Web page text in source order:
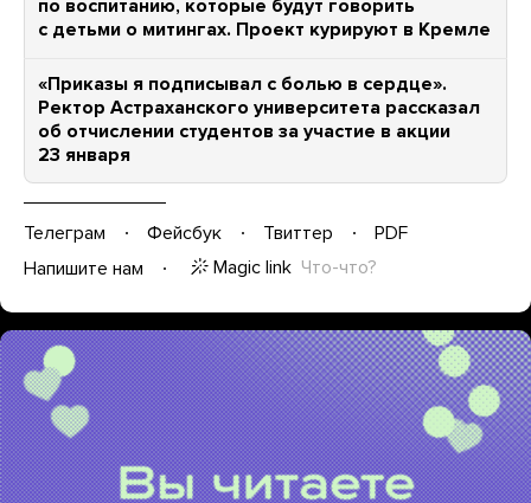
по воспитанию, которые будут говорить
с детьми о митингах. Проект курируют в Кремле
«Приказы я подписывал с болью в сердце».
Ректор Астраханского университета рассказал
об отчислении студентов за участие в акции
23 января
Телеграм Фейсбук Твиттер
PDF
Напишите нам
Magic link Что-что?